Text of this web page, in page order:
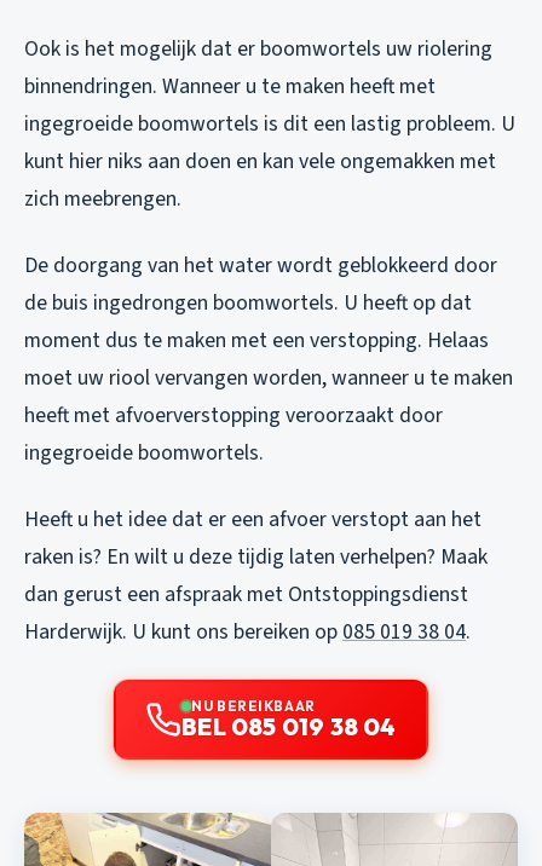
Ook is het mogelijk dat er boomwortels uw riolering
binnendringen. Wanneer u te maken heeft met
ingegroeide boomwortels is dit een lastig probleem. U
kunt hier niks aan doen en kan vele ongemakken met
zich meebrengen.
De doorgang van het water wordt geblokkeerd door
de buis ingedrongen boomwortels. U heeft op dat
moment dus te maken met een verstopping. Helaas
moet uw riool vervangen worden, wanneer u te maken
heeft met afvoerverstopping veroorzaakt door
ingegroeide boomwortels.
Heeft u het idee dat er een afvoer verstopt aan het
raken is? En wilt u deze tijdig laten verhelpen? Maak
dan gerust een afspraak met Ontstoppingsdienst
Harderwijk. U kunt ons bereiken op085 019 38 04.
NU BEREIKBAAR
BEL 085 019 38 04